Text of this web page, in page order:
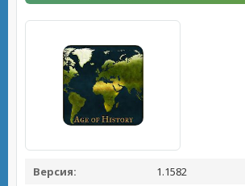
Версия:
1.1582